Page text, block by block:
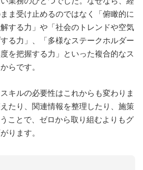
ま受け止めるのではなく「俯瞰的に
する力」や「社会のトレンドや空気
る力」、「多様なステークホルダー
を把握する力」といった複合的なス
らです。
キルの必要性はこれからも変わりま
たり、関連情報を整理したり、施策
ことで、ゼロから取り組むよりもグ
ります。